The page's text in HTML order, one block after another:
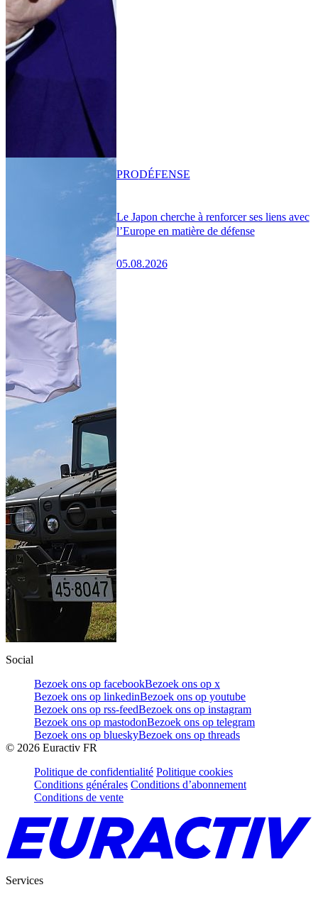
Le Japon cherche à renforcer ses liens avec
l’Europe en matière de défense
05.08.2026
PRODÉFENSE
Social
Bezoek ons op facebookBezoek ons op x
Bezoek ons op linkedinBezoek ons op youtube
Bezoek ons op rss-feedBezoek ons op instagram
Bezoek ons op mastodonBezoek ons op telegram
Bezoek ons op blueskyBezoek ons op threads
© 2026 Euractiv FR
Politique de confidentialité Politique cookies
Conditions générales Conditions d’abonnement
Conditions de vente
Services